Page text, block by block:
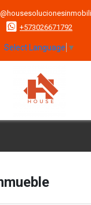
+573026671792
Select Language ▼